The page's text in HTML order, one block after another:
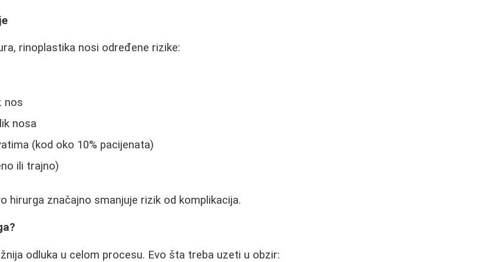
rinoplastika nosi određene rizike:
nos
nosa
(kod oko 10% pacijenata)
ili trajno)
hirurga značajno smanjuje rizik od komplikacija.
odluka u celom procesu. Evo šta treba uzeti u obzir: